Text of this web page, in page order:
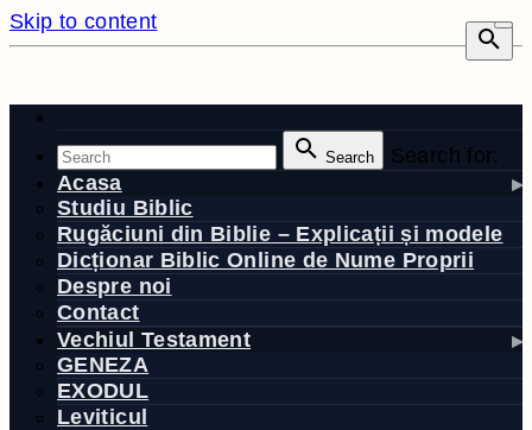
Skip to content
Search
Search for:
Acasa
Studiu Biblic
Rugăciuni din Biblie – Explicații și modele
Dicționar Biblic Online de Nume Proprii
Despre noi
Contact
Vechiul Testament
GENEZA
EXODUL
Leviticul